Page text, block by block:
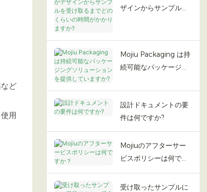
ど
用
ザインからサンプルを
Mojiu Packaging は持
続可能なパッケージン
供していますか?
設計ドキュメントの要
件は何ですか?
Mojiuのアフターサー
ビスポリシーは何です
か？
受け取ったサンプルに